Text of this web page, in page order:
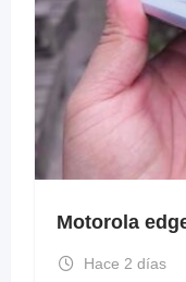
Motorola
Hace 2 días